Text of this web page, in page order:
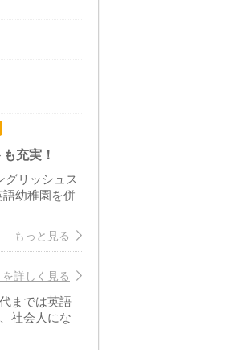
充実！
グリッシュス
幼稚園を併
もっと見る
詳しく見る
までは英語
社会人にな